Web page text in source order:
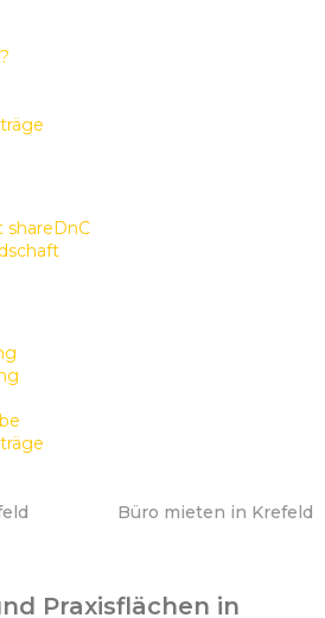
Büro mieten in Krefeld
Praxisflächen in